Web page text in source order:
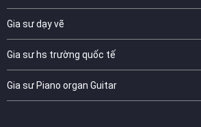
Gia sư dạy vẽ
Gia sư hs trường quốc tế
Gia sư Piano organ Guitar